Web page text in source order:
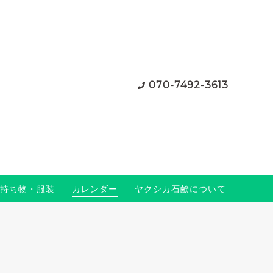
070-7492-3613
持ち物・服装 カレンダー ヤクシカ石鹸について